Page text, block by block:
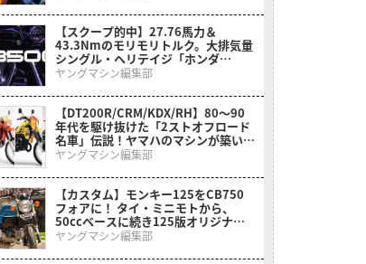
【スクープ的中】27.76馬力＆
43.3Nmのモリモリトルク。大排気量
シングル・ヘリテイジ「ホンダ
GB500(CB500)」がインドでついに
ヤングマシン編集部
【DT200R/CRM/KDX/RH】80〜90
年代を駆け抜けた「2ストオフロード
名車」伝説！ヤマハのマシンが築いた
黄金時代とライバルたちの追撃
ヤングマシン編集部
【カスタム】モンキー125をCB750
フォアに！ タイ・ミニモトから、
50ccベースに続き125版オリジナル
カスタムキットも登場【メディア初公
ヤングマシン編集部